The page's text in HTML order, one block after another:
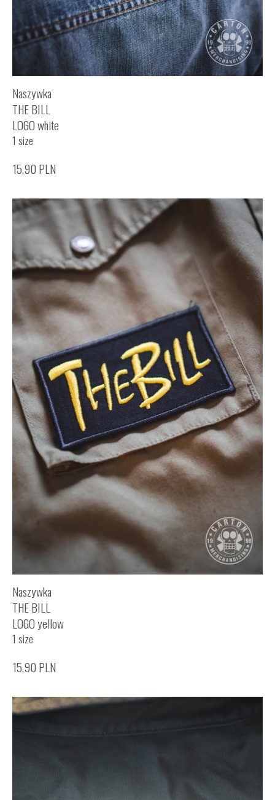
Naszywka
THE BILL
LOGO white
1 size
15,90 PLN
Naszywka
THE BILL
LOGO yellow
1 size
15,90 PLN